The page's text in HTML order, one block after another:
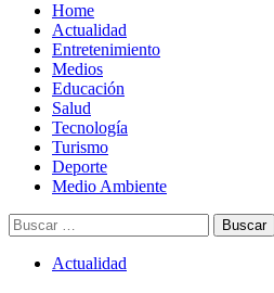
Home
Actualidad
Entretenimiento
Medios
Educación
Salud
Tecnología
Turismo
Deporte
Medio Ambiente
Buscar:
Actualidad